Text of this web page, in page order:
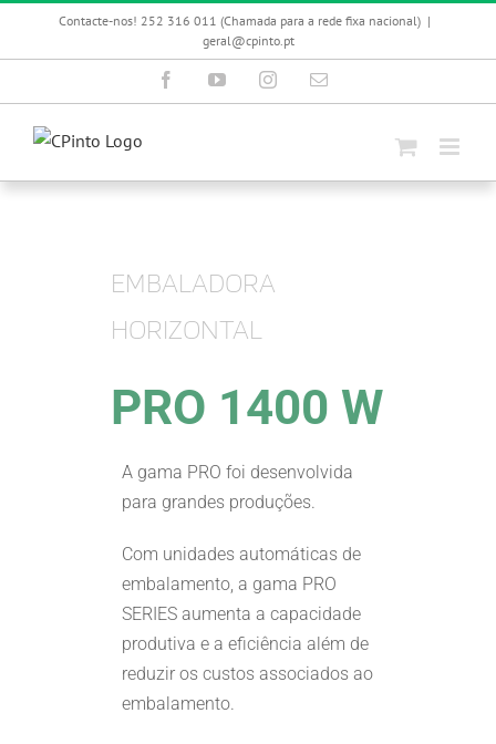
Contacte-nos! 252 316 011 (Chamada para a rede fixa nacional) |
geral@cpinto.pt
FacebookYouTubeInstagramEmail
publicado)
EMBALADORA
HORIZONTAL
PRO 1400 W
A gama PRO foi desenvolvida
para grandes produções.
Com unidades automáticas de
embalamento, a gama PRO
SERIES aumenta a capacidade
produtiva e a eficiência além de
reduzir os custos associados ao
embalamento.